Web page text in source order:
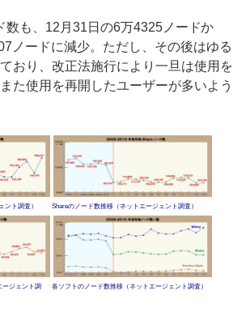
も、12月31日の6万4325ノードか
ノードに減少。ただし、その後はゆる
おり、改正法施行により一旦は使用を
た使用を再開したユーザーが多いよう
ント調査） Shareのノード数推移（ネットエージェント調査）
ージェント調
各ソフトのノード数推移（ネットエージェント調査）